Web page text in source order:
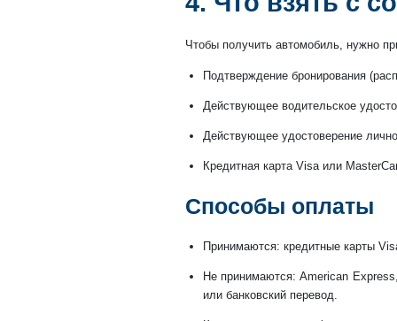
Чтобы получить автомобиль, нужно
Подтверждение бронирования
Действующее водительское
Действующее удостоверение
Кредитная карта Visa или
Способы оплаты
Принимаются: кредитные карты
Не принимаются: American
или банковский перевод.